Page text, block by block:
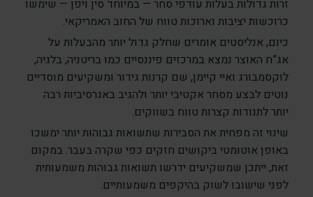
זרות גדולות בעלות עודפי סחר — במיוחד סין ויפן — שימשו
כרוכשות יציבות וארוכות טווח של החוב האמריקאי.
כיום, אנליסטים אומרים שחלק גדול יותר מהבעלות על
אג”ח האוצר נמצא במרכזים פיננסיים כמו בריטניה, בלגיה,
לוקסמבורג ואיי קיימן, שם קרנות גידור ומשקיעים מוסדיים
נוטים לבצע מסחר אקטיבי יותר ולהגיב באגרסיביות רבה
יותר לתנודות קצרות טווח בשווקים.
שינוי זה מפחית את הסבירות שתשואות גבוהות יותר ימשכו
באופן אוטומטי ביקושים חזקים כפי שקרה בעבר. במקום
זאת, ייתכן שמשקיעים ידרשו תשואות גבוהות משמעותית
לפני שישובו לשוק בהיקפים משמעותיים.